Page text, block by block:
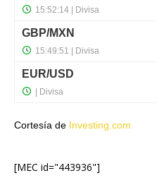
Cortesía de Investing.com
[MEC id="443936"]